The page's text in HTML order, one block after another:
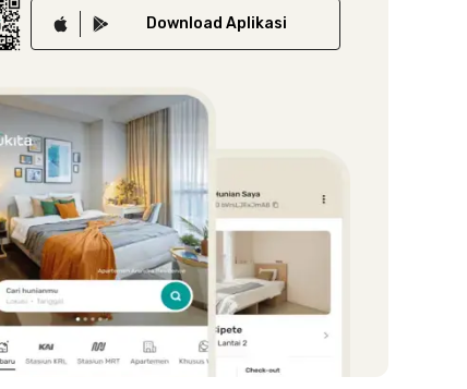
Download Aplikasi